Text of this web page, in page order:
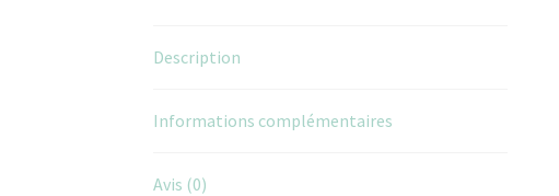
Description
Informations complémentaires
Avis (0)